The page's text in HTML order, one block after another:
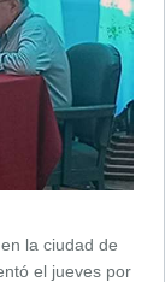
la ciudad de
el jueves por